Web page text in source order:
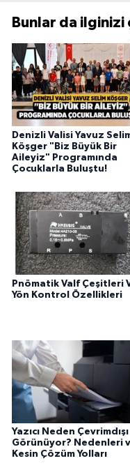
Bunlar da ilginizi
Denizli Valisi Yavuz
Köşger "Biz Büyük Bir
Aileyiz" Programında
Çocuklarla Buluştu!
Pnömatik Valf Çeşitleri
Yön Kontrol Özellikleri
Yazıcı Neden Çevrimdışı
Görünüyor? Nedenleri
Kesin Çözüm Yolları